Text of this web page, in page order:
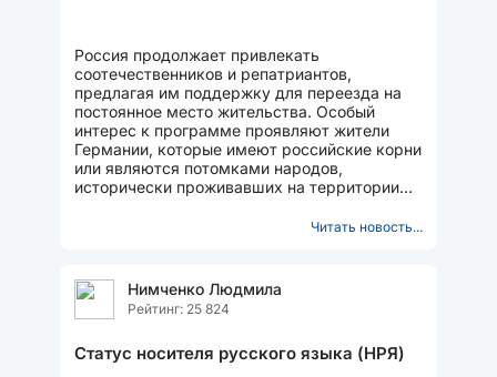
Россия продолжает привлекать
соотечественников и репатриантов,
предлагая им поддержку для переезда на
постоянное место жительства. Особый
интерес к программе проявляют жители
Германии, которые имеют российские корни
или являются потомками народов,
исторически проживавших на территории
Читать новость...
Нимченко Людмила
Рейтинг: 25 824
Статус носителя русского языка (НРЯ)